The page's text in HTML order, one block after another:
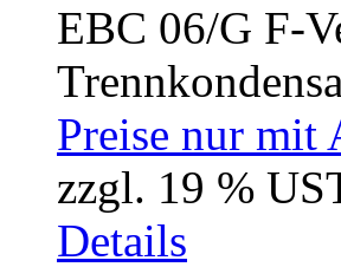
EBC 06/G F-
Preise nur mit
zzgl. 19 %
Details